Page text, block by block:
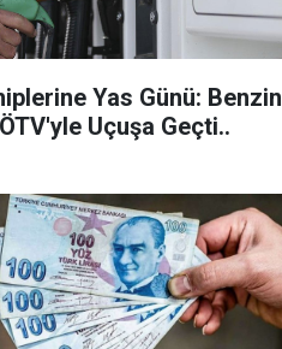
Yas Günü: Benzin
Fiyatları ÖTV'yle Uçuşa Geçti..